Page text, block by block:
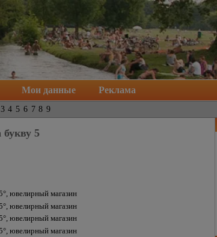
Мои данные Реклама
3 4 5 6 7 8 9
букву 5
ювелирный магазин
ювелирный магазин
ювелирный магазин
ювелирный магазин